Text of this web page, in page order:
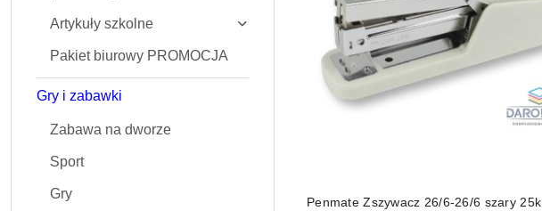
Artykuły szkolne
Pakiet biurowy PROMOCJA
Gry i zabawki
Zabawa na dworze
Sport
Gry
Penmate Zszywacz 26/6-26/6 szary 25k